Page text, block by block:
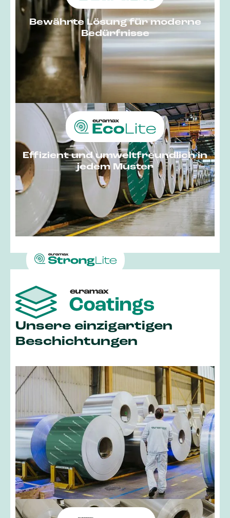
Bewährte Lösung für moderne
Bedürfnisse
Effizient und umwelt­freund­lich in
jedem Muster
Draußen ganz leicht
Unsere einzigartigen
Beschichtungen